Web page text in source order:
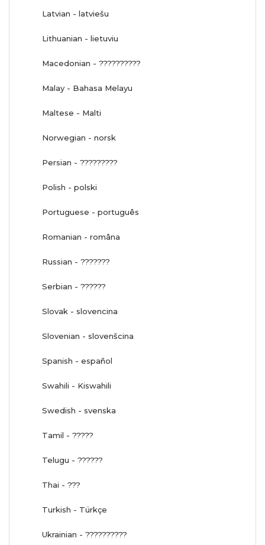
Latvian - latviešu
Lithuanian - lietuviu
Macedonian - ??????????
Malay - Bahasa Melayu
Maltese - Malti
Norwegian - norsk
Persian - ?????????
Polish - polski
Portuguese - português
Romanian - româna
Russian - ???????
Serbian - ??????
Slovak - slovencina
Slovenian - slovenšcina
Spanish - español
Swahili - Kiswahili
Swedish - svenska
Tamil - ?????
Telugu - ??????
Thai - ???
Turkish - Türkçe
Ukrainian - ??????????